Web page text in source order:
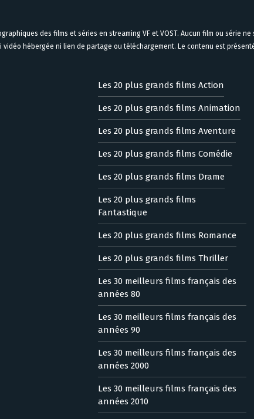
des films et séries en streaming VF et VOST. Aucun film ou série
hébergée ni lien de partage ou téléchargement. Le contenu est
Les 20 plus grands films Action
Les 20 plus grands films Animation
Les 20 plus grands films Aventure
Les 20 plus grands films Comédie
Les 20 plus grands films Drame
Les 20 plus grands films
Fantastique
Les 20 plus grands films Romance
Les 20 plus grands films Thriller
Les 30 meilleurs films français des
années 80
Les 30 meilleurs films français des
années 90
Les 30 meilleurs films français des
années 2000
Les 30 meilleurs films français des
années 2010